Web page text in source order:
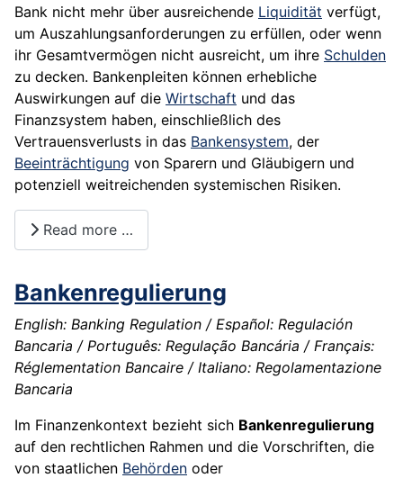
Bank nicht mehr über ausreichende Liquidität verfügt,
um Auszahlungsanforderungen zu erfüllen, oder wenn
ihr Gesamtvermögen nicht ausreicht, um ihre Schulden
zu decken. Bankenpleiten können erhebliche
Auswirkungen auf die Wirtschaft und das
Finanzsystem haben, einschließlich des
Vertrauensverlusts in das Bankensystem, der
Beeinträchtigung von Sparern und Gläubigern und
potenziell weitreichenden systemischen Risiken.
Read more …
Bankenregulierung
English: Banking Regulation / Español: Regulación
Bancaria / Português: Regulação Bancária / Français:
Réglementation Bancaire / Italiano: Regolamentazione
Bancaria
Im Finanzenkontext bezieht sich Bankenregulierung
auf den rechtlichen Rahmen und die Vorschriften, die
von staatlichen Behörden oder